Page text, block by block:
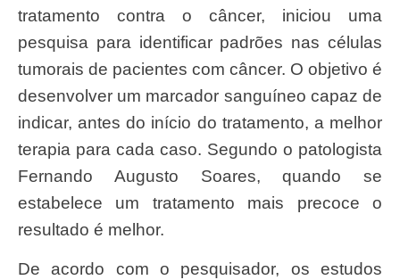
tratamento contra o câncer, iniciou uma
pesquisa para identificar padrões nas células
tumorais de pacientes com câncer. O objetivo é
desenvolver um marcador sanguíneo capaz de
indicar, antes do início do tratamento, a melhor
terapia para cada caso. Segundo o patologista
Fernando Augusto Soares, quando se
estabelece um tratamento mais precoce o
resultado é melhor.
De acordo com o pesquisador, os estudos